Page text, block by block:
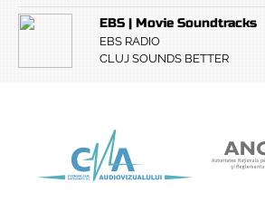
EBS | Movie Soundtracks
EBS RADIO
CLUJ SOUNDS BETTER